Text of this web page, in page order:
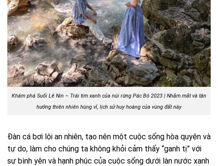
Khám phá Suối Lê Nin – Trái tim xanh của núi rừng Pác Bó 2023 | Nhắm mắt và tận
hưởng thiên nhiên hùng vĩ, lịch sử huy hoàng của vùng đất này
Đàn cá bơi lội an nhiên, tạo nên một cuộc sống hòa quyện và
tự do, làm cho chúng ta không khỏi cảm thấy “ganh tị” với
sự bình yên và hạnh phúc của cuộc sống dưới làn nước xanh